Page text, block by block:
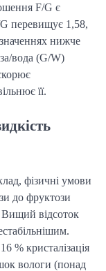
F/G є
перевищує 1,58,
нижче
вода (G/W)
її.
фізичні умови
до фруктози
Вищий відсоток
% кристалізація
вологи (понад